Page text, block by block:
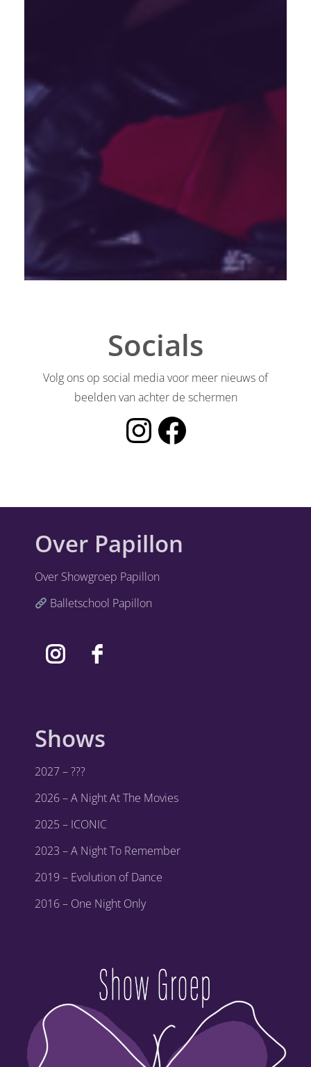
Socials
Volg ons op social media voor meer nieuws of
beelden van achter de schermen
Instagram Showgroep Papillon
Facebook Balletschool Papillon
Over Papillon
Over Showgroep Papillon
Balletschool Papillon
Shows
2027 – ???
2026 – A Night At The Movies
2025 – ICONIC
2023 – A Night To Remember
2019 – Evolution of Dance
2016 – One Night Only